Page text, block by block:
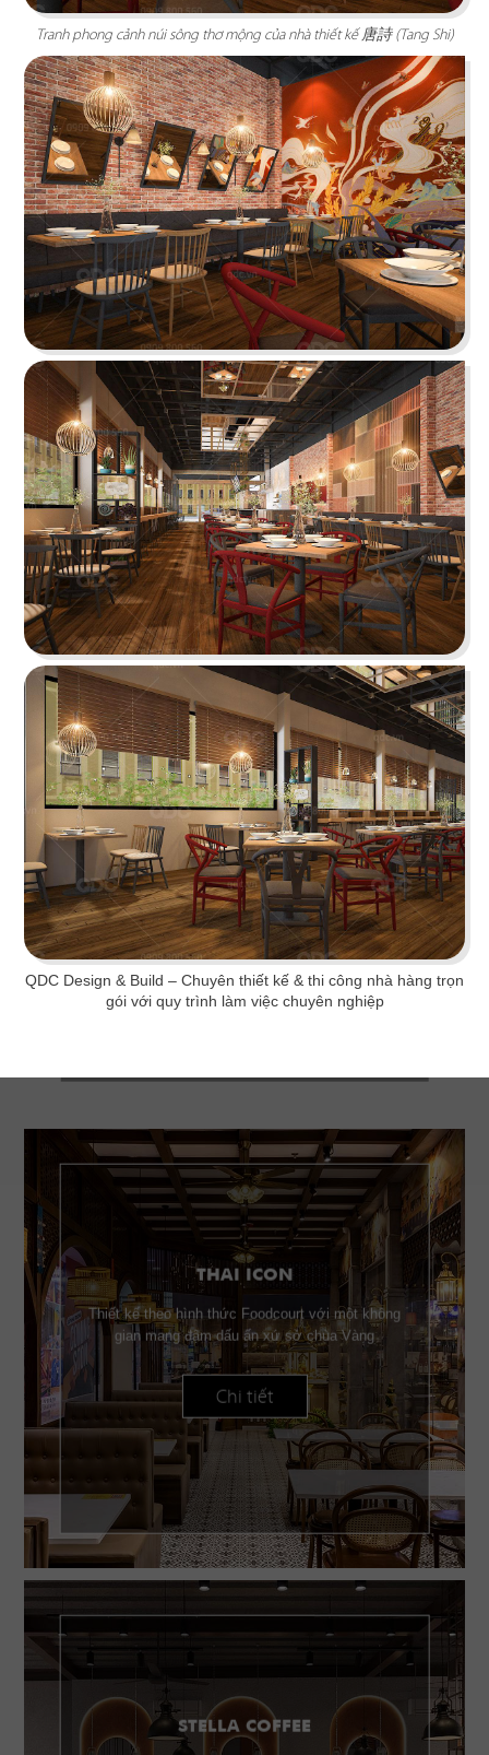
Chi tiết
KOI THÉ
QDC rất hân hạnh khi được đồng hành cùng chủ
đầu tư cho dự án tổng thầu thi công chi nhánh
KOI Thé đầu tiên tại Biên Hòa, Đồng Nai.
Chi tiết
CHEESE COFFEE
Thiết kế mang phong cách của một mùa hè xinh
đẹp và rực rỡ với các chi tiết tone màu vàng
sáng tươi tắn cùng các hình ảnh sống động
Chi tiết
THAI ICON
Thiết kế theo hình thức Foodcourt với một không
gian mang đậm dấu ấn xứ sở chùa Vàng
Chi tiết
STELLA COFFEE
Tranh phong cảnh núi sông thơ mộng của nhà thiết kế 唐詩 (Tang Shi)
QDC Design & Build – Chuyên thiết kế & thi công nhà hàng trọn
gói với quy trình làm việc chuyên nghiệp